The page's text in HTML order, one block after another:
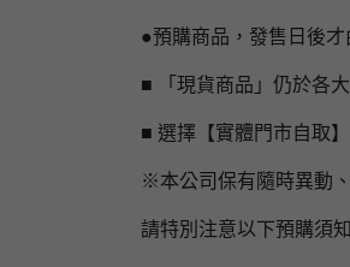
●預購商品，發售日後才
■ 「現貨商品」仍於各
■ 選擇【實體門市自取
※本公司保有隨時異動
請特別注意以下預購須